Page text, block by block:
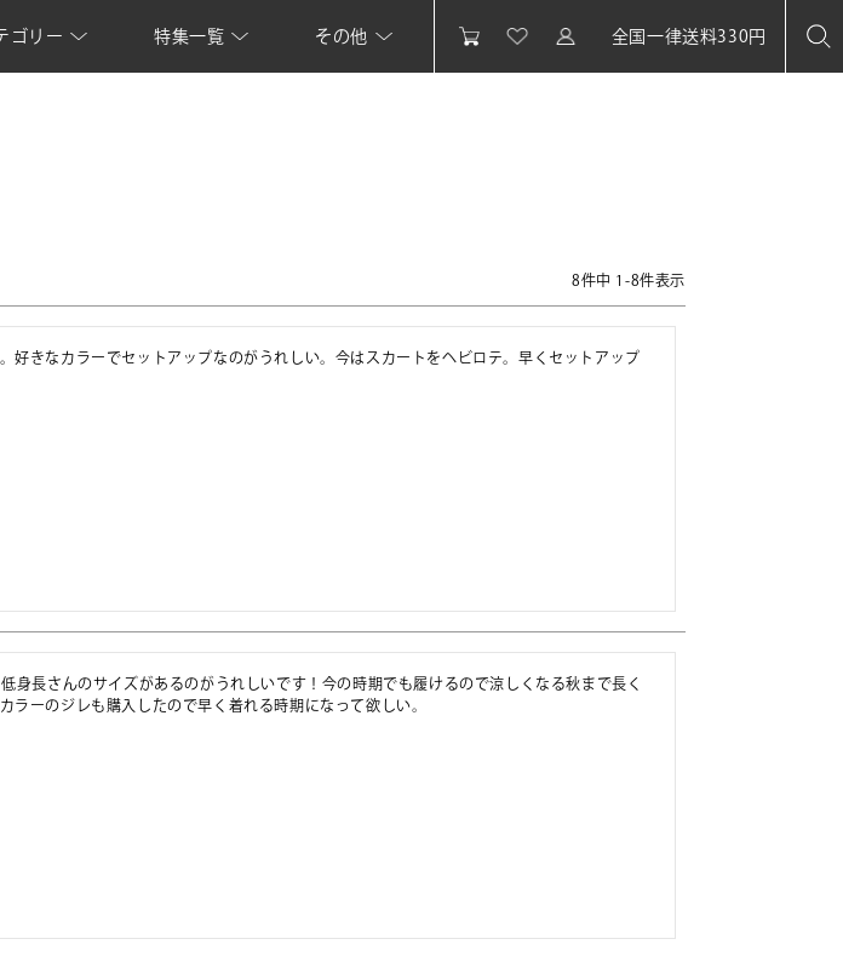
ゴリー 特集一覧 その他 全国一律送料330円
8件中 1 -8件表示
好きなカラーでセットアップなのがうれしい。今はスカートをヘビロテ。早くセットアップ
身長さんのサイズがあるのがうれしいです！今の時期でも履けるので涼しくなる秋まで長く
ラーのジレも購入したので早く着れる時期になって欲しい。